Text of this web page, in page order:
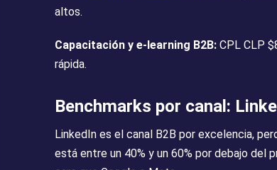
altos.
Capacitación y e-learning B2B: CPL CLP
rápida.
Benchmarks por canal:
LinkedIn es el canal B2B por excelencia,
está entre un 40% y un 60% por debajo del